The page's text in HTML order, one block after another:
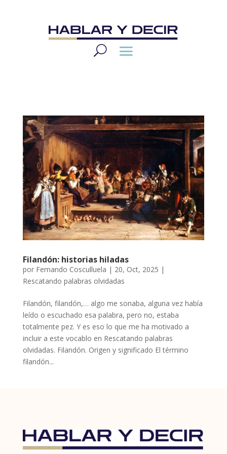
Filandón: historias hiladas
por Fernando Cosculluela | 20, Oct, 2025 |
Rescatando palabras olvidadas
Filandón, filandón,… algo me sonaba, alguna vez había
leído o escuchado esa palabra, pero no, estaba
totalmente pez. Y es eso lo que me ha motivado a
incluir a este vocablo en Rescatando palabras
olvidadas. Filandón. Origen y significado El término
filandón...